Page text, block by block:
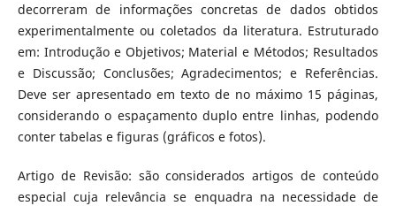
decorreram de informações concretas de dados obtidos
experimentalmente ou coletados da literatura. Estruturado
em: Introdução e Objetivos; Material e Métodos; Resultados
e Discussão; Conclusões; Agradecimentos; e Referências.
Deve ser apresentado em texto de no máximo 15 páginas,
considerando o espaçamento duplo entre linhas, podendo
conter tabelas e figuras (gráficos e fotos).
Artigo de Revisão: são considerados artigos de conteúdo
especial cuja relevância se enquadra na necessidade de